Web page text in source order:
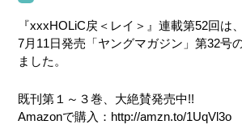
『xxxHOLiC戻＜レイ＞』連載第52回は、
7月11日発売「ヤングマガジン」第32号
ました。
既刊第１～３巻、大絶賛発売中!!
Amazonで購入：http://amzn.to/1UqVl3o